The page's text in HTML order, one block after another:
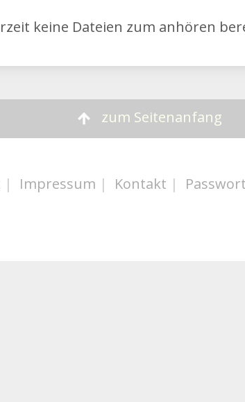
keine Dateien zum anhören
zum Seitenanfang
| Impressum | Kontakt |